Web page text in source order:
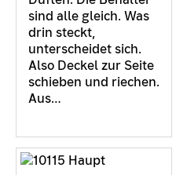
sind alle gleich. Was
drin steckt,
unterscheidet sich.
Also Deckel zur Seite
schieben und riechen.
Aus…